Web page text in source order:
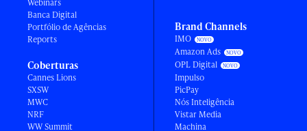
Webinars
Banca Digital
Portfólio de Agências
Reports
Coberturas
Cannes Lions
SXSW
MWC
NRF
WW Summit
Brand Channels
IMO
Amazon Ads
OPL Digital
Impulso
PicPay
Nós Inteligência
Vistar Media
Machina